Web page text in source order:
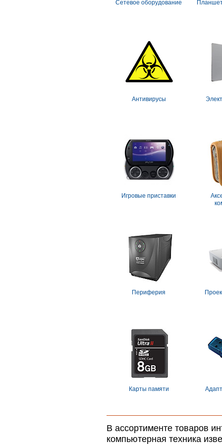
Сетевое оборудование
Антивирусы
Игровые приставки
Периферия
Карты памяти
В ассортименте товаров
компьютерная техника